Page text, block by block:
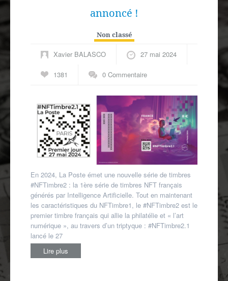
Autres spécialités
annoncé !
Non classé
Xavier BALASCO 27 mai 2024
1381 0 Commentaire
En 2024, La Poste émet une nouvelle série de timbres
#NFTimbre2 : la 1ère série de timbres NFT français
générés par Intelligence Artificielle. Tout en maintenant
les caractéristiques du NFTimbre1, le #NFTimbre2 est le
premier timbre français qui allie la philatélie et « l’art
numérique », au travers d’un triptyque : #NFTimbre2.1
lancé le 27
Lire plus